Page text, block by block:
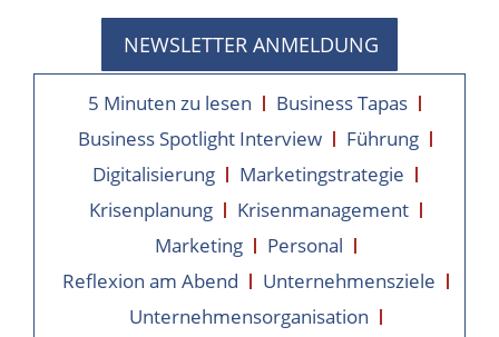
NEWSLETTER ANMELDUNG
5 Minuten zu lesen
Business Tapas
Business Spotlight Interview
Führung
Digitalisierung
Marketingstrategie
Krisenplanung
Krisenmanagement
Marketing
Personal
Reflexion am Abend
Unternehmensziele
Unternehmensorganisation